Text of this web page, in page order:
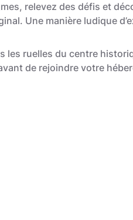
relevez des défis et
Une manière ludique
les ruelles du centre
de rejoindre votre